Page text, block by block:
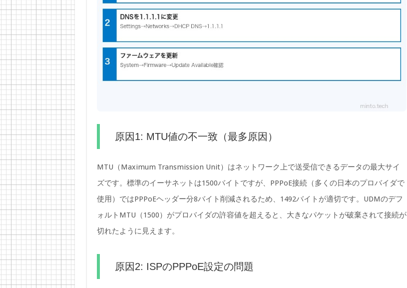
原因1: MTU値の不一致（最多原因）
MTU（Maximum Transmission Unit）はネットワーク上で送受信できるデータの最大サイ
ズです。標準のイーサネットは1500バイトですが、PPPoE接続（多くの日本のプロバイダで
使用）ではPPPoEヘッダー分8バイト削減されるため、1492バイトが適切です。UDMのデフ
ォルトMTU（1500）がプロバイダの許容値を超えると、大きなパケットが破棄されて接続が
切れたように見えます。
原因2: ISPのPPPoE設定の問題